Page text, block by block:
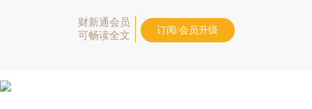
财新通会员
可畅读全文
订阅/会员升级